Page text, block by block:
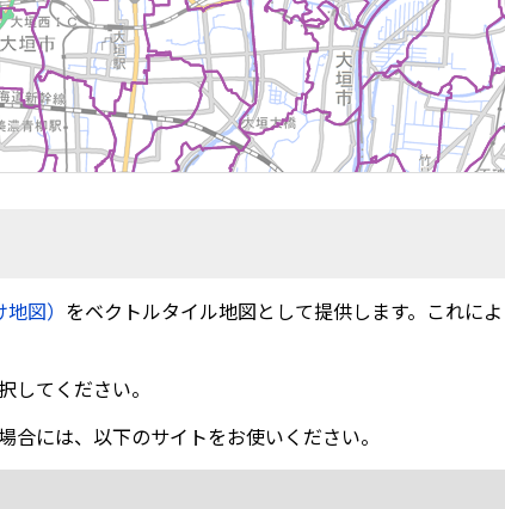
図） をベクトルタイル地図として提供します。これに
てください。
には、以下のサイトをお使いください。